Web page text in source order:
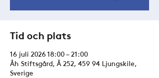
Tid och plats
16 juli 2026 18:00 – 21:00
Åh Stiftsgård, Å 252, 459 94 Ljungskile,
Sverige